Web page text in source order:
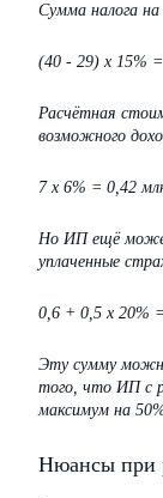
Сумма налога
(40 - 29) х 15%
Расчётная
возможного
7 х 6% = 0,42
Но ИП ещё
уплаченные
0,6 + 0,5 х 20%
Эту сумму
того, что ИП с
максимум на
Нюансы при